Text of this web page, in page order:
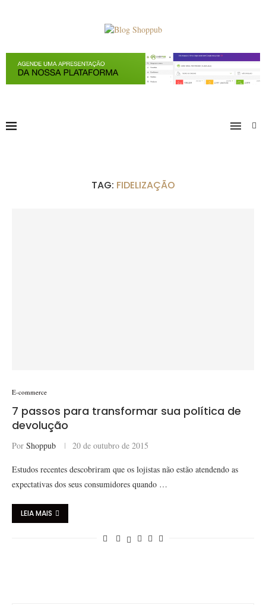
TAG: FIDELIZAÇÃO
E-commerce
7 passos para transformar sua política de
devolução
Por Shoppub 20 de outubro de 2015
Estudos recentes descobriram que os lojistas não estão atendendo as
expectativas dos seus consumidores quando …
LEIA MAIS